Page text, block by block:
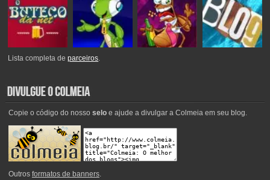
Lista completa deparceiros.
Copie o código do nosso seloe ajude a divulgar a Colmeia em seu blog.
Outros formatos de banners.